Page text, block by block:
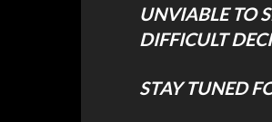
UNVIABLE TO
DIFFICULT
STAY TUNED